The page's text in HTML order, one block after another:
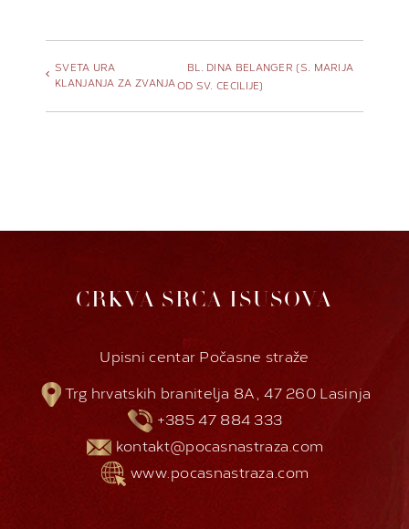
SVETA URA
KLANJANJA ZA ZVANJA
BL. DINA BELANGER (S. MARIJA
OD SV. CECILIJE)
CRKVA SRCA ISUSOVA
Upisni centar Počasne straže
Trg hrvatskih branitelja 8A, 47 260 Lasinja
+385 47 884 333
kontakt@pocasnastraza.com
www.pocasnastraza.com